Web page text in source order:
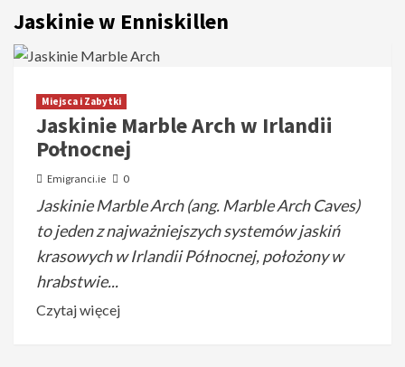
Jaskinie w Enniskillen
Miejsca i Zabytki
Jaskinie Marble Arch w Irlandii
Połnocnej
Emigranci.ie 0
Jaskinie Marble Arch (ang. Marble Arch Caves)
to jeden z najważniejszych systemów jaskiń
krasowych w Irlandii Północnej, położony w
hrabstwie...
Czytaj więcej